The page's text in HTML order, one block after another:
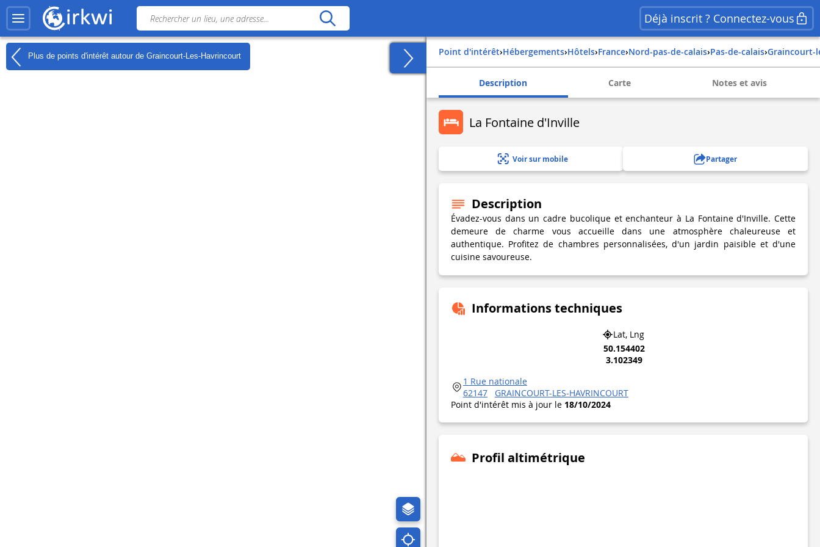
Déjà inscrit ? Connectez-vous
Plus de points d'intérêt autour de Graincourt-Les-Havrincourt Point d'intérêt› Hébergements› Hôtels› france› nord-pas-de-calais› pas-de-calais›
Description Carte Notes et avis
La Fontaine d'Inville
Voir sur mobile Partager
Description
Évadez-vous dans un cadre bucolique et enchanteur à La Fontaine d'Inville. Cette
demeure de charme vous accueille dans une atmosphère chaleureuse et
authentique. Profitez de chambres personnalisées, d'un jardin paisible et d'une
cuisine savoureuse.
Informations techniques
Lat, Lng
50.154402
3.102349
1 Rue nationale
62147
GRAINCOURT-LES-HAVRINCOURT
Point d'intérêt mis à jour le 18/10/2024
Profil altimétrique